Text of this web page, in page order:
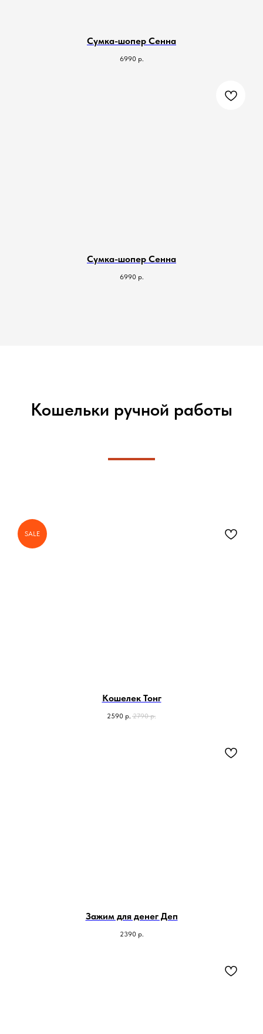
Сумка-шопер Сенна
6990 р.
Сумка-шопер Сенна
6990 р.
Кошельки ручной работы
SALE
Кошелек Тонг
2590 р. 2790 р.
Зажим для денег Деп
2390 р.